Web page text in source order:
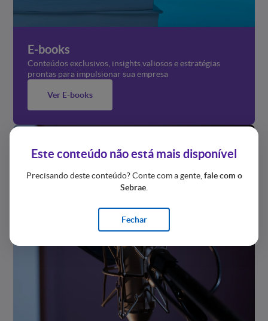
E-books
Conteúdos exclusivos, insights valiosos e estratégias
prontas para impulsionar sua empresa
Ver E-books
Este conteúdo não está mais disponível
Precisando deste conteúdo? Conte com a gente, fale com o
Sebrae
Fechar